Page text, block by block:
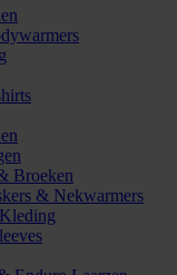
Broeken
& Nekwarmers